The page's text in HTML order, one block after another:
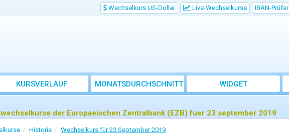
Wechselkurs US-Dollar Live-Wechselkurse IBAN-Prüfer
KURSVERLAUF MONATSDURCHSCHNITT WIDGET
der Europaeischen Zentralbank (EZB) fuer 23 september 2019
Historie Wechselkurs für 23 September 2019